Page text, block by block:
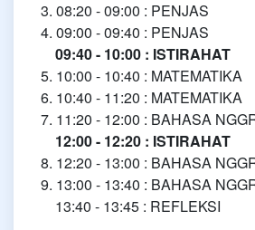
3. 08:20 - 09:00 : PENJAS
4. 09:00 - 09:40 : PENJAS
09:40 - 10:00 : ISTIRAHAT
5. 10:00 - 10:40 : MATEMATIKA
6. 10:40 - 11:20 : MATEMATIKA
7. 11:20 - 12:00 : BAHASA
12:00 - 12:20 : ISTIRAHAT
8. 12:20 - 13:00 : BAHASA
9. 13:00 - 13:40 : BAHASA
13:40 - 13:45 : REFLEKSI